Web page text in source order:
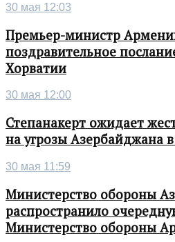
30 мая 12:03
Премьер-министр
поздравительное
Хорватии
30 мая 12:00
Степанакерт ожидает
на угрозы Азербайджана
30 мая 11:59
Министерство обороны
распространило
Министерство обороны